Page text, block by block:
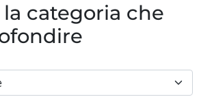
la categoria che